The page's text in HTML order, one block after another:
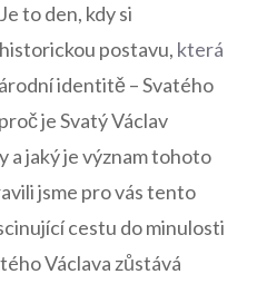
to den, kdy si
postavu, která
identitě – Svatého
je Svatý Václav
a jaký⁢ je⁢ význam tohoto
jsme pro vás tento
cestu do minulosti
Václava zůstává